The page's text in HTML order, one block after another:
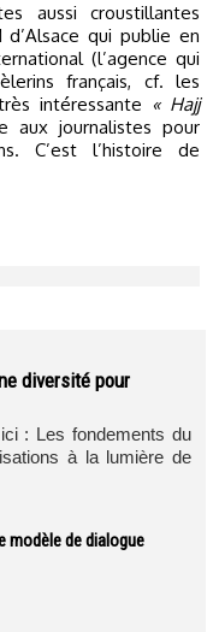
aussi croustillantes
d’Alsace qui publie en
(l’agence qui
français, cf. les
intéressante « Hajj
journalistes pour
C’est l’histoire de
diversité pour
: Les fondements du
à la lumière de
modèle de dialogue